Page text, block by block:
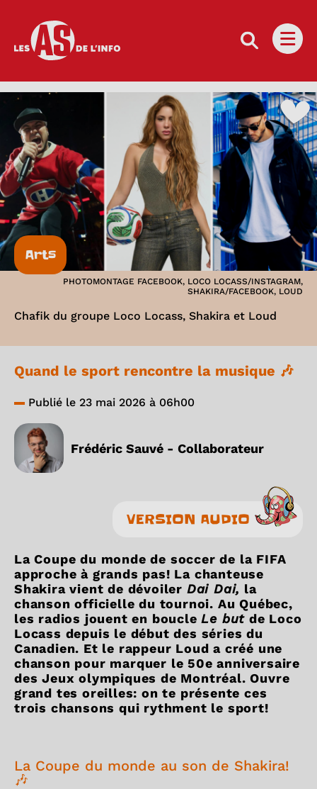
Les as de l'info
Arts
PHOTOMONTAGE FACEBOOK, LOCO LOCASS/INSTAGRAM,
SHAKIRA/FACEBOOK, LOUD
Chafik du groupe Loco Locass, Shakira et Loud
Quand le sport rencontre la musique 🎶
Publié le 23 mai 2026 à 06h00
Frédéric Sauvé - Collaborateur
VERSION AUDIO
La Coupe du monde de soccer de la FIFA
approche à grands pas! La chanteuse
Shakira vient de dévoiler Dai Dai, la
chanson officielle du tournoi. Au Québec,
les radios jouent en boucle Le butde Loco
Locass depuis le début des séries du
Canadien. Et le rappeur Loud a créé une
chanson pour marquer le 50e anniversaire
des Jeux olympiques de Montréal. Ouvre
grand tes oreilles: on te présente ces
trois chansons qui rythment le sport!
La Coupe du monde au son de Shakira!
🎶